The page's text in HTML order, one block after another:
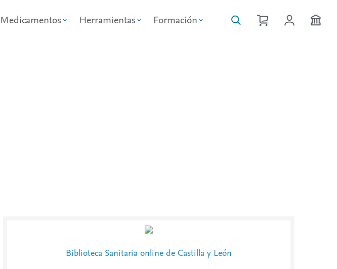
Medicamentos Herramientas Formación
Biblioteca Sanitaria online de Castilla y León